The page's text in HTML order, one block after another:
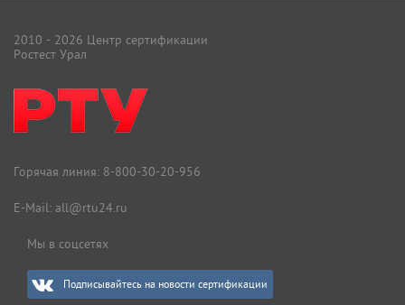
2010 - 2026 Центр сертификации
Ростест Урал
Горячая линия: 8-800-30-20-956
E-Mail: all@rtu24.ru
Мы в соцсетях
Подписывайтесь на новости сертификации